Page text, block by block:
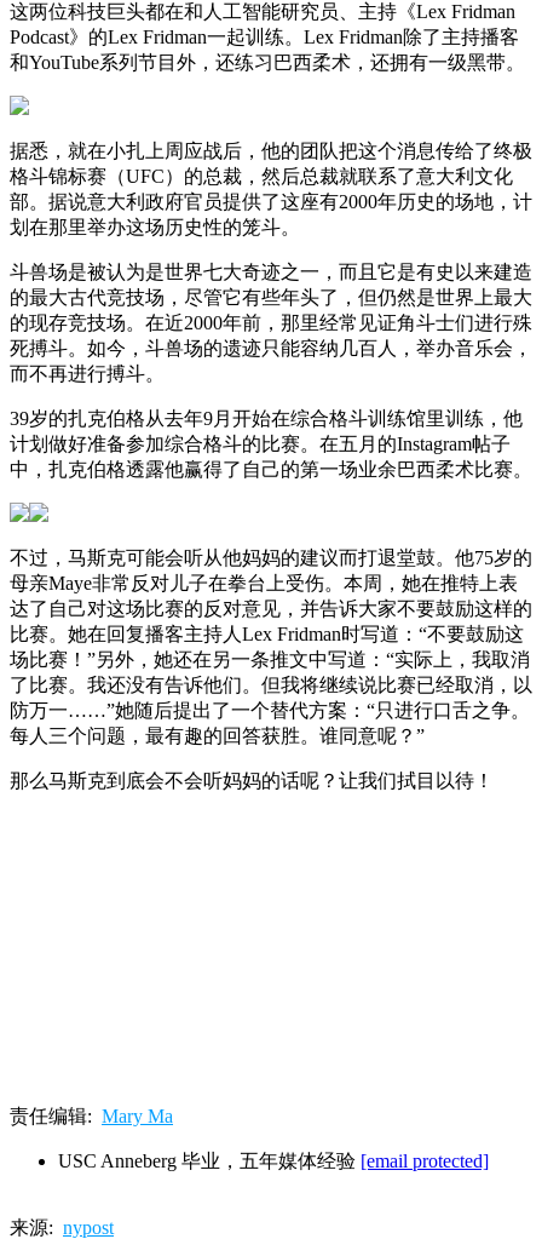
这两位科技巨头都在和人工智能研究员、主持《Lex Fridman
Podcast》的Lex Fridman一起训练。Lex Fridman除了主持播客
和YouTube系列节目外，还练习巴西柔术，还拥有一级黑带。
据悉，就在小扎上周应战后，他的团队把这个消息传给了终极
格斗锦标赛（UFC）的总裁，然后总裁就联系了意大利文化
部。据说意大利政府官员提供了这座有2000年历史的场地，计
划在那里举办这场历史性的笼斗。
斗兽场是被认为是世界七大奇迹之一，而且它是有史以来建造
的最大古代竞技场，尽管它有些年头了，但仍然是世界上最大
的现存竞技场。在近2000年前，那里经常见证角斗士们进行殊
死搏斗。如今，斗兽场的遗迹只能容纳几百人，举办音乐会，
而不再进行搏斗。
39岁的扎克伯格从去年9月开始在综合格斗训练馆里训练，他
计划做好准备参加综合格斗的比赛。在五月的Instagram帖子
中，扎克伯格透露他赢得了自己的第一场业余巴西柔术比赛。
不过，马斯克可能会听从他妈妈的建议而打退堂鼓。他75岁的
母亲Maye非常反对儿子在拳台上受伤。本周，她在推特上表
达了自己对这场比赛的反对意见，并告诉大家不要鼓励这样的
比赛。她在回复播客主持人Lex Fridman时写道：“不要鼓励这
场比赛！”另外，她还在另一条推文中写道：“实际上，我取消
了比赛。我还没有告诉他们。但我将继续说比赛已经取消，以
防万一……”她随后提出了一个替代方案：“只进行口舌之争。
每人三个问题，最有趣的回答获胜。谁同意呢？”
那么马斯克到底会不会听妈妈的话呢？让我们拭目以待！
责任编辑: Mary Ma
USC Anneberg 毕业，五年媒体经验 [email protected]
来源: nypost